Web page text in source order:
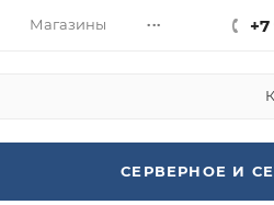
Магазины ...
СЕРВЕРНОЕ И